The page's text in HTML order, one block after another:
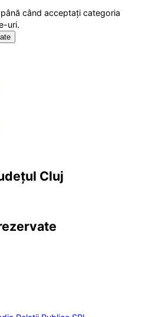
când acceptați categoria
uri.
Cluj